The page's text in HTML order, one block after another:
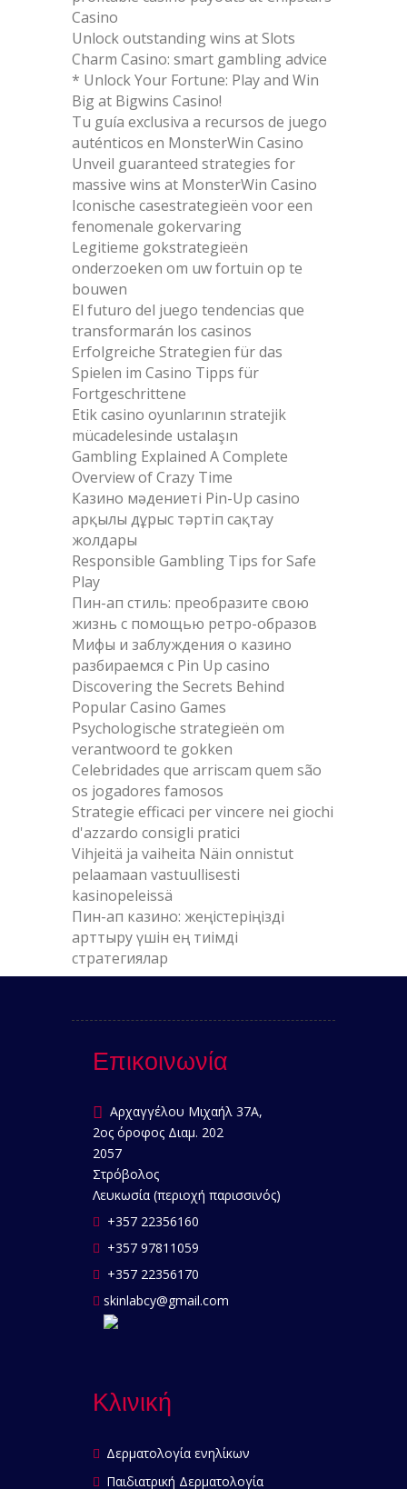
Casino
Unlock outstanding wins at Slots
Charm Casino: smart gambling advice
* Unlock Your Fortune: Play and Win
Big at Bigwins Casino!
Tu guía exclusiva a recursos de juego
auténticos en MonsterWin Casino
Unveil guaranteed strategies for
massive wins at MonsterWin Casino
Iconische casestrategieën voor een
fenomenale gokervaring
Legitieme gokstrategieën
onderzoeken om uw fortuin op te
bouwen
El futuro del juego tendencias que
transformarán los casinos
Erfolgreiche Strategien für das
Spielen im Casino Tipps für
Fortgeschrittene
Etik casino oyunlarının stratejik
mücadelesinde ustalaşın
Gambling Explained A Complete
Overview of Crazy Time
Казино мәдениеті Pin-Up casino
арқылы дұрыс тәртіп сақтау
жолдары
Responsible Gambling Tips for Safe
Play
Пин-ап стиль: преобразите свою
жизнь с помощью ретро-образов
Мифы и заблуждения о казино
разбираемся с Pin Up casino
Discovering the Secrets Behind
Popular Casino Games
Psychologische strategieën om
verantwoord te gokken
Celebridades que arriscam quem são
os jogadores famosos
Strategie efficaci per vincere nei giochi
d'azzardo consigli pratici
Vihjeitä ja vaiheita Näin onnistut
pelaamaan vastuullisesti
kasinopeleissä
Пин-ап казино: жеңістеріңізді
арттыру үшін ең тиімді
стратегиялар
Επικοινωνία
Αρχαγγέλου Μιχαήλ 37Α,
2ος όροφος Διαμ. 202
2057
Στρόβολος
Λευκωσία (περιοχή παρισσινός)
+357 22356160
+357 97811059
+357 22356170
skinlabcy@gmail.com
Κλινική
Δερματολογία ενηλίκων
Παιδιατρική Δερματολογία